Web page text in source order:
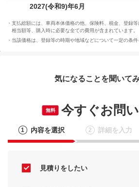
2027(令和9)年6月
支払総額には、車両本体価格の他、保険料、税金、登録
相当額等、購入時に必要な全ての費用が含まれています。
当該価格は、登録等の時期や地域などについて一定の条件
気になることを聞いて
無料 今すぐお問
1 内容を選択 2 詳細を入力
見積りをしたい